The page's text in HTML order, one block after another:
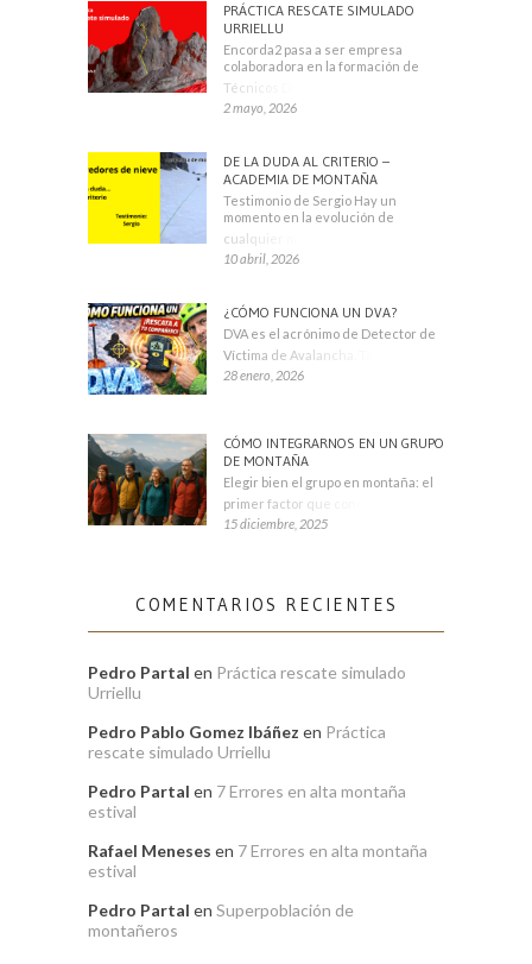
PRÁCTICA RESCATE SIMULADO
URRIELLU
Encorda2 pasa a ser empresa
colaboradora en la formación de
Técnicos Deportivos
2 mayo, 2026
DE LA DUDA AL CRITERIO –
ACADEMIA DE MONTAÑA
Testimonio de Sergio Hay un
momento en la evolución de
cualquier montañero
10 abril, 2026
¿CÓMO FUNCIONA UN DVA?
DVA es el acrónimo de Detector de
Víctima de Avalancha. También se
28 enero, 2026
CÓMO INTEGRARNOS EN UN GRUPO
DE MONTAÑA
Elegir bien el grupo en montaña: el
primer factor que condiciona tu
15 diciembre, 2025
COMENTARIOS RECIENTES
Pedro Partal en Práctica rescate simulado
Urriellu
Pedro Pablo Gomez Ibáñez en Práctica
rescate simulado Urriellu
Pedro Partal en 7 Errores en alta montaña
estival
Rafael Meneses en 7 Errores en alta montaña
estival
Pedro Partal en Superpoblación de
montañeros